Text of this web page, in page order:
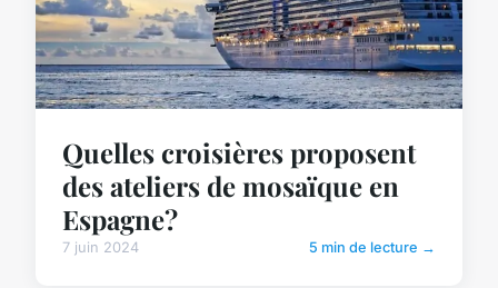
Quelles croisières proposent
des ateliers de mosaïque en
Espagne?
7 juin 2024 5 min de lecture →